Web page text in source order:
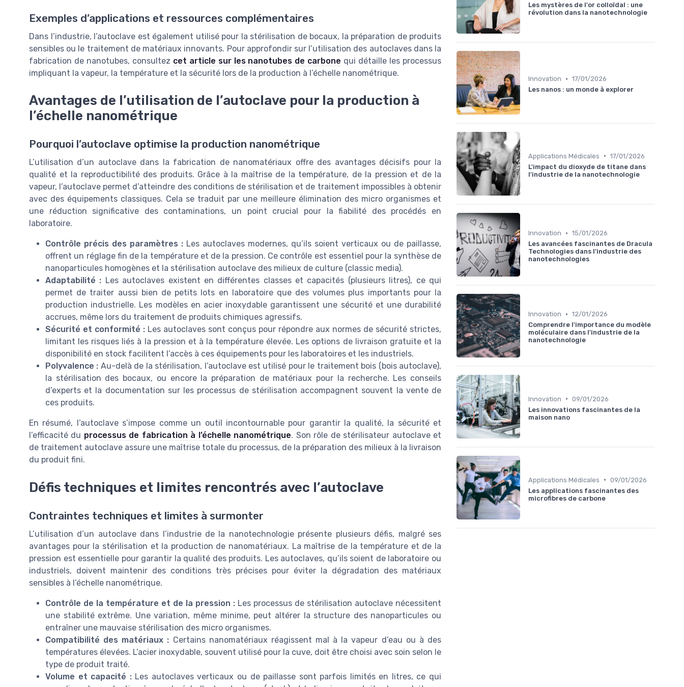
Exemples d’applications et ressources complémentaires
Dans l’industrie, l’autoclave est également utilisé pour la stérilisation de bocaux, la préparation de produits
sensibles ou le traitement de matériaux innovants. Pour approfondir sur l’utilisation des autoclaves dans la
fabrication de nanotubes, consultez cet article sur les nanotubes de carbone qui détaille les processus
impliquant la vapeur, la température et la sécurité lors de la production à l’échelle nanométrique.
Avantages de l’utilisation de l’autoclave pour la production à
l’échelle nanométrique
Pourquoi l’autoclave optimise la production nanométrique
L’utilisation d’un autoclave dans la fabrication de nanomatériaux offre des avantages décisifs pour la
qualité et la reproductibilité des produits. Grâce à la maîtrise de la température, de la pression et de la
vapeur, l’autoclave permet d’atteindre des conditions de stérilisation et de traitement impossibles à obtenir
avec des équipements classiques. Cela se traduit par une meilleure élimination des micro organismes et
une réduction significative des contaminations, un point crucial pour la fiabilité des procédés en
laboratoire.
Contrôle précis des paramètres : Les autoclaves modernes, qu’ils soient verticaux ou de paillasse,
offrent un réglage fin de la température et de la pression. Ce contrôle est essentiel pour la synthèse de
nanoparticules homogènes et la stérilisation autoclave des milieux de culture (classic media).
Adaptabilité : Les autoclaves existent en différentes classes et capacités (plusieurs litres), ce qui
permet de traiter aussi bien de petits lots en laboratoire que des volumes plus importants pour la
production industrielle. Les modèles en acier inoxydable garantissent une sécurité et une durabilité
accrues, même lors du traitement de produits chimiques agressifs.
Sécurité et conformité : Les autoclaves sont conçus pour répondre aux normes de sécurité strictes,
limitant les risques liés à la pression et à la température élevée. Les options de livraison gratuite et la
disponibilité en stock facilitent l’accès à ces équipements pour les laboratoires et les industriels.
Polyvalence : Au-delà de la stérilisation, l’autoclave est utilisé pour le traitement bois (bois autoclave),
la stérilisation des bocaux, ou encore la préparation de matériaux pour la recherche. Les conseils
d’experts et la documentation sur les processus de stérilisation accompagnent souvent la vente de
ces produits.
En résumé, l’autoclave s’impose comme un outil incontournable pour garantir la qualité, la sécurité et
l’efficacité du processus de fabrication à l’échelle nanométrique. Son rôle de stérilisateur autoclave et
de traitement autoclave assure une maîtrise totale du processus, de la préparation des milieux à la livraison
du produit fini.
Défis techniques et limites rencontrés avec l’autoclave
Contraintes techniques et limites à surmonter
L’utilisation d’un autoclave dans l’industrie de la nanotechnologie présente plusieurs défis, malgré ses
avantages pour la stérilisation et la production de nanomatériaux. La maîtrise de la température et de la
pression est essentielle pour garantir la qualité des produits. Les autoclaves, qu’ils soient de laboratoire ou
industriels, doivent maintenir des conditions très précises pour éviter la dégradation des matériaux
sensibles à l’échelle nanométrique.
Contrôle de la température et de la pression : Les processus de stérilisation autoclave nécessitent
une stabilité extrême. Une variation, même minime, peut altérer la structure des nanoparticules ou
entraîner une mauvaise stérilisation des micro organismes.
Compatibilité des matériaux : Certains nanomatériaux réagissent mal à la vapeur d’eau ou à des
températures élevées. L’acier inoxydable, souvent utilisé pour la cuve, doit être choisi avec soin selon le
type de produit traité.
Volume et capacité :Les autoclaves verticaux ou de paillasse sont parfois limités en litres, ce qui
Les mystères de l'or colloïdal : une
révolution dans la nanotechnologie
Innovation • 17/01/2026
Les nanos : un monde à explorer
Applications Médicales • 17/01/2026
L'impact du dioxyde de titane dans
l'industrie de la nanotechnologie
Innovation • 15/01/2026
Les avancées fascinantes de Dracula
Technologies dans l'industrie des
nanotechnologies
Innovation • 12/01/2026
Comprendre l'importance du modèle
moléculaire dans l'industrie de la
nanotechnologie
Innovation • 09/01/2026
Les innovations fascinantes de la
maison nano
Applications Médicales • 09/01/2026
Les applications fascinantes des
microfibres de carbone